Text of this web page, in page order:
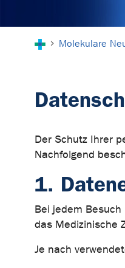
Molekulare
Der Schutz Ihrer
Nachfolgend
1.
Bei jedem
das Medizinische
Je nach